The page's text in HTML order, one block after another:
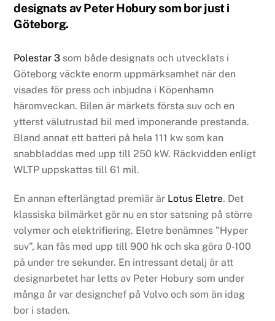
designats av Peter Hobury som bor just i
Göteborg.
Polestar 3 som både designats och utvecklats i
Göteborg väckte enorm uppmärksamhet när den
visades för press och inbjudna i Köpenhamn
häromveckan. Bilen är märkets första suv och en
ytterst välutrustad bil med imponerande prestanda.
Bland annat ett batteri på hela 111 kw som kan
snabbladdas med upp till 250 kW. Räckvidden enligt
WLTP uppskattas till 61 mil.
En annan efterlängtad premiär är Lotus Eletre. Det
klassiska bilmärket gör nu en stor satsning på större
volymer och elektrifiering. Eletre benämnes ”Hyper
suv”, kan fås med upp till 900 hk och ska göra 0-100
på under tre sekunder. En intressant detalj är att
designarbetet har letts av Peter Hobury som under
många år var designchef på Volvo och som än idag
bor i staden.